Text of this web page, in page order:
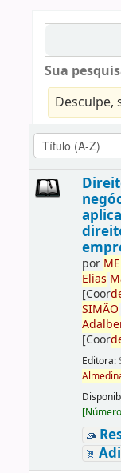
Sua
Desculpe,
por ME
Elias
[Coor
SIMÃO
[Coor
Editora:
[Número